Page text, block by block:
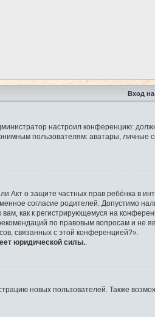
Вход
настроил конференцию:
пользователям: аватары, личные
Акт о защите частных прав ребёнка
согласие родителей. Допустимо
как к регистрирующемуся на
по правовым вопросам и не
связанных с этой конференцией?».
юридической силы.
новых пользователей. Также